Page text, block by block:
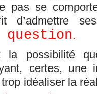
pas se
question.
la possibilité
certes, une
idéaliser la